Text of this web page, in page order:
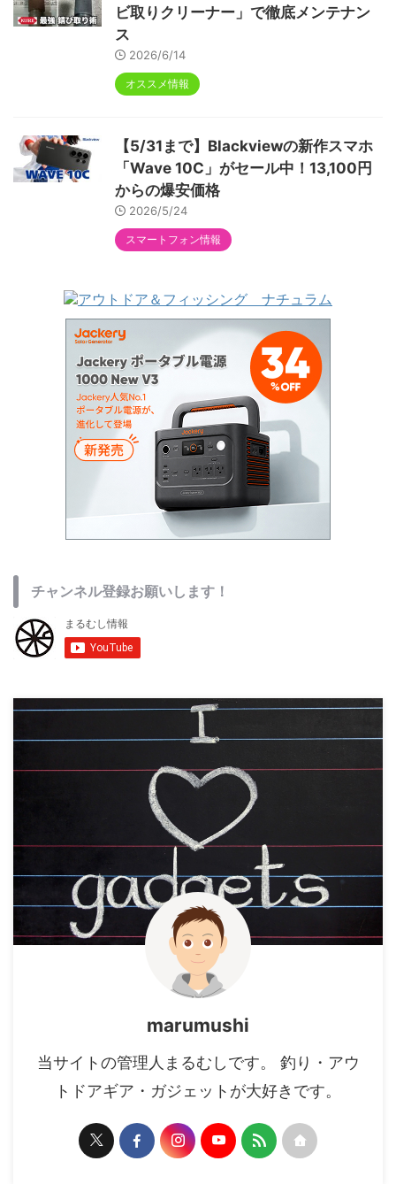
ビ取りクリーナー」で徹底メンテナン
ス
2026/6/14
オススメ情報
【5/31まで】Blackviewの新作スマホ
「Wave 10C」がセール中！13,100円
からの爆安価格
2026/5/24
スマートフォン情報
チャンネル登録お願いします！
marumushi
当サイトの管理人まるむしです。 釣り・アウ
トドアギア・ガジェットが大好きです。